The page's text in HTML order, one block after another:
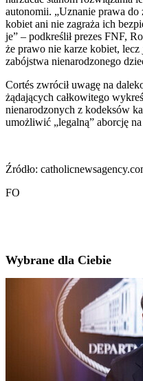
autonomii. „Uznanie prawa do
kobiet ani nie zagraża ich
je” – podkreślił prezes FNF,
że prawo nie karze kobiet,
zabójstwa nienarodzonego
Cortés zwrócił uwagę na
żądających całkowitego
nienarodzonych z kodeksów
umożliwić „legalną” aborcję
Źródło:
FO
Wybrane dla Ciebie